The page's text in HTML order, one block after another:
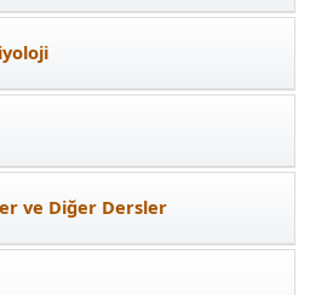
ve Diğer Dersler